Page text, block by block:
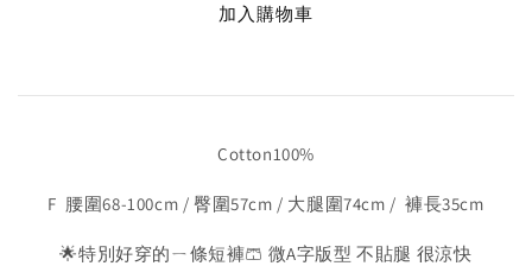
加入購物車
Cotton100%
F 腰圍68-100cm / 臀圍57cm / 大腿圍74cm / 褲長35cm
🌟特別好穿的ㄧ條短褲🩳 微A字版型 不貼腿 很涼快